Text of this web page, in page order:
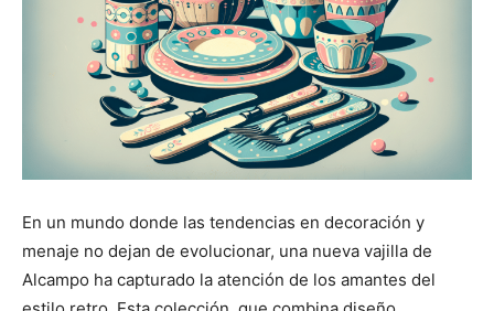
En un mundo donde las tendencias en decoración y
menaje no dejan de evolucionar, una nueva vajilla de
Alcampo ha capturado la atención de los amantes del